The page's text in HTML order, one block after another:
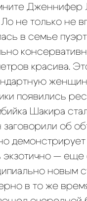
Дженнифер
не только не
в семье
красива.
появились
Шакира
заговорили об
экзотично — еще
новым
в то же